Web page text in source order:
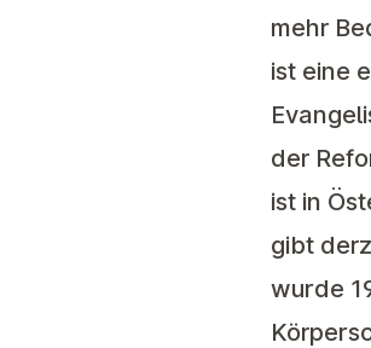
mehr
ist eine
der
ist in
gibt
wurde